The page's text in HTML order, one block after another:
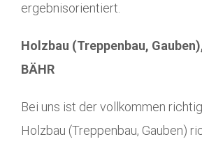
ergebnisorientiert.
Holzbau (Treppenbau,
BÄHR
Bei uns ist der vollkommen
Holzbau (Treppenbau, Gauben)